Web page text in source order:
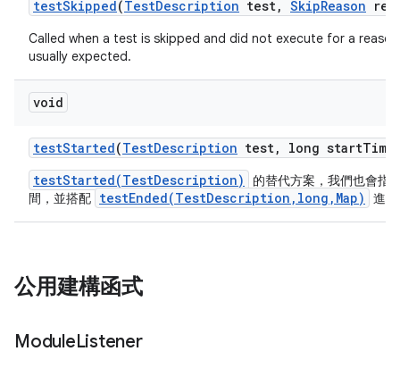
testSkipped(TestDescription test, SkipReason
Called when a test is skipped and did not execute for a
usually expected.
void
testStarted(TestDescription test, long start
testStarted(TestDescription)
的替代方案，我們也會指
間，並搭配 testEnded(TestDescription,long,Map) 進
公用建構函式
ModuleListener